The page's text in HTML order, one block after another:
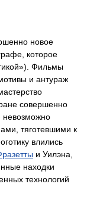
новое
которое
Фильмы
и антураж
совершенно
невозможно
тяготевшими к
влились
и Уилэна,
находки
технологий